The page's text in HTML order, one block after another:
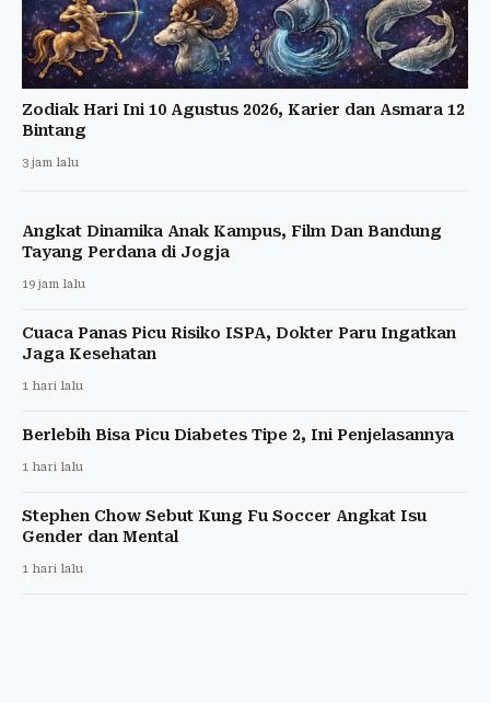
Zodiak Hari Ini 10 Agustus 2026, Karier dan Asmara 12
Bintang
3 jam lalu
Angkat Dinamika Anak Kampus, Film Dan Bandung
Tayang Perdana di Jogja
19 jam lalu
Cuaca Panas Picu Risiko ISPA, Dokter Paru Ingatkan
Jaga Kesehatan
1 hari lalu
Berlebih Bisa Picu Diabetes Tipe 2, Ini Penjelasannya
1 hari lalu
Stephen Chow Sebut Kung Fu Soccer Angkat Isu
Gender dan Mental
1 hari lalu